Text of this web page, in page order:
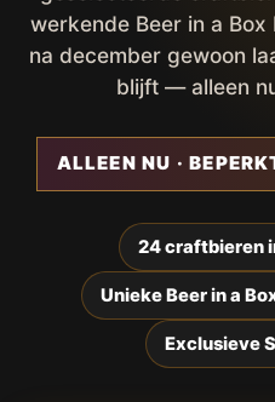
werkende Beer in a
na december gewoon
blijft — alleen
ALLEEN NU ·
24 craftbieren
Unieke Beer in a
Exclusieve